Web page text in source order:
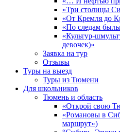
«Три столицы
«От Кремля до
«По следам
«Культур-
девочек)»
Заявка на тур
Отзывы
Туры на выезд
Туры из Тюмени
Для школьников
Тюмень и область
«Открой свою
«Романовы в
маршрут»)